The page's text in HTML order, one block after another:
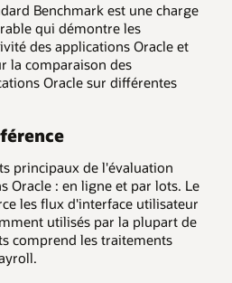
Benchmark est une charge
qui démontre les
des applications Oracle et
la comparaison des
Oracle sur différentes
principaux de l'évaluation
Oracle : en ligne et par lots. Le
les flux d'interface utilisateur
utilisés par la plupart de
comprend les traitements